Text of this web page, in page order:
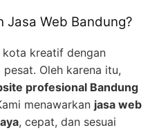
Jasa Web Bandung?
kota kreatif dengan
Oleh karena itu,
profesional Bandung
menawarkan jasa web
, cepat, dan sesuai